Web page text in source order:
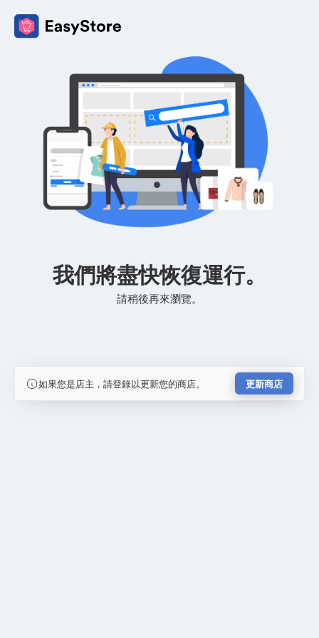
我們將盡快恢復運行。
請稍後再來瀏覽。
如果您是店主，請登錄以更新您的商店。 更新商店